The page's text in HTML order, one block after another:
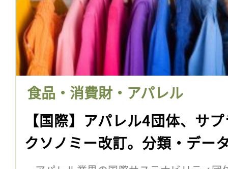
食品・消費財・アパレル
【国際】アパレル4団体、サ
クソノミー改訂。分類・デー